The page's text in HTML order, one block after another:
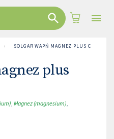
› SOLGAR WAPŃ MAGNEZ PLUS CYNK
plus
, Magnez (magnesium),